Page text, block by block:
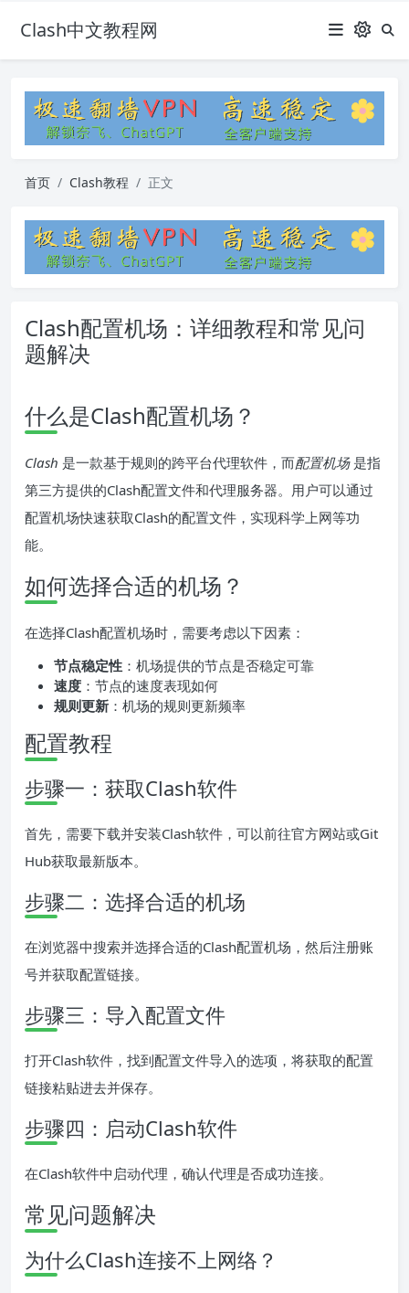
Clash中文教程网
首页 Clash教程 正文
Clash配置机场：详细教程和常见问
题解决
什么是Clash配置机场？
Clash 是一款基于规则的跨平台代理软件，而配置机场是指
第三方提供的Clash配置文件和代理服务器。用户可以通过
配置机场快速获取Clash的配置文件，实现科学上网等功
能。
如何选择合适的机场？
在选择Clash配置机场时，需要考虑以下因素：
节点稳定性 ：机场提供的节点是否稳定可靠
速度 ：节点的速度表现如何
规则更新 ：机场的规则更新频率
配置教程
步骤一：获取Clash软件
首先，需要下载并安装Clash软件，可以前往官方网站或Git
Hub获取最新版本。
步骤二：选择合适的机场
在浏览器中搜索并选择合适的Clash配置机场，然后注册账
号并获取配置链接。
步骤三：导入配置文件
打开Clash软件，找到配置文件导入的选项，将获取的配置
链接粘贴进去并保存。
步骤四：启动Clash软件
在Clash软件中启动代理，确认代理是否成功连接。
常见问题解决
为什么Clash连接不上网络？